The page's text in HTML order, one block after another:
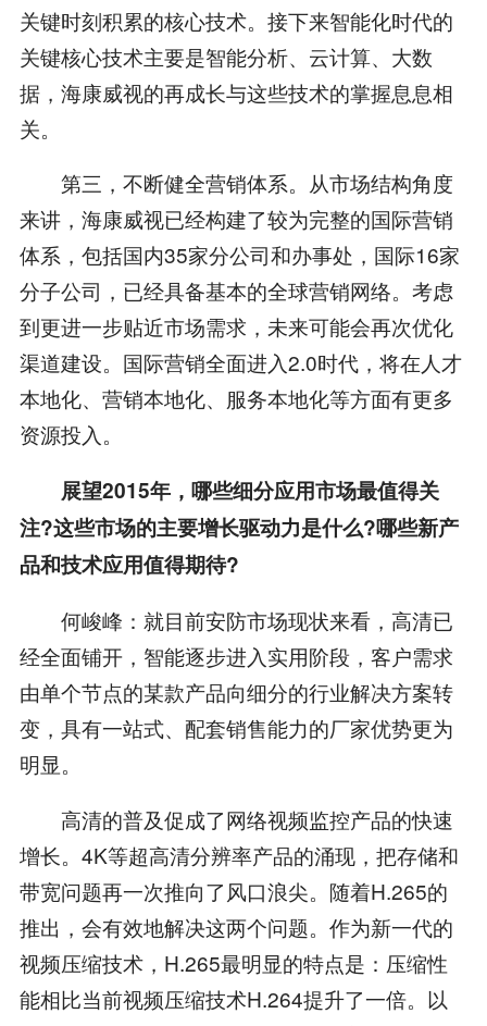
关键时刻积累的核心技术。接下来智能化时代的
关键核心技术主要是智能分析、云计算、大数
据，海康威视的再成长与这些技术的掌握息息相
关。
第三，不断健全营销体系。从市场结构角度
来讲，海康威视已经构建了较为完整的国际营销
体系，包括国内35家分公司和办事处，国际16家
分子公司，已经具备基本的全球营销网络。考虑
到更进一步贴近市场需求，未来可能会再次优化
渠道建设。国际营销全面进入2.0时代，将在人才
本地化、营销本地化、服务本地化等方面有更多
资源投入。
展望2015年，哪些细分应用市场最值得关
注?这些市场的主要增长驱动力是什么?哪些新产
品和技术应用值得期待?
何峻峰：就目前安防市场现状来看，高清已
经全面铺开，智能逐步进入实用阶段，客户需求
由单个节点的某款产品向细分的行业解决方案转
变，具有一站式、配套销售能力的厂家优势更为
明显。
高清的普及促成了网络视频监控产品的快速
增长。4K等超高清分辨率产品的涌现，把存储和
带宽问题再一次推向了风口浪尖。随着H.265的
推出，会有效地解决这两个问题。作为新一代的
视频压缩技术，H.265最明显的特点是：压缩性
能相比当前视频压缩技术H.264提升了一倍。以